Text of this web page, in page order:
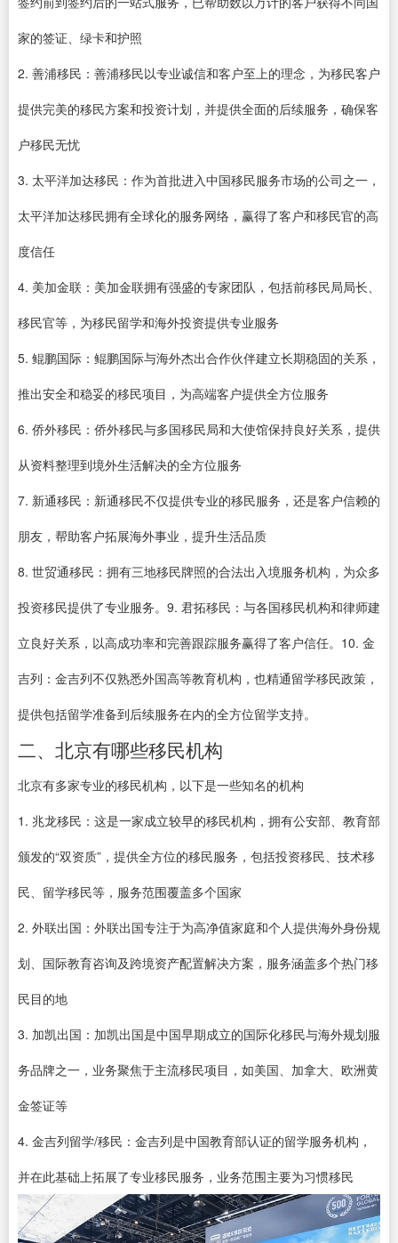
家的签证、绿卡和护照
2. 善浦移民：善浦移民以专业诚信和客户至上的理念，为移民客户
提供完美的移民方案和投资计划，并提供全面的后续服务，确保客
户移民无忧
3. 太平洋加达移民：作为首批进入中国移民服务市场的公司之一，
太平洋加达移民拥有全球化的服务网络，赢得了客户和移民官的高
度信任
4. 美加金联：美加金联拥有强盛的专家团队，包括前移民局局长、
移民官等，为移民留学和海外投资提供专业服务
5. 鲲鹏国际：鲲鹏国际与海外杰出合作伙伴建立长期稳固的关系，
推出安全和稳妥的移民项目，为高端客户提供全方位服务
6. 侨外移民：侨外移民与多国移民局和大使馆保持良好关系，提供
从资料整理到境外生活解决的全方位服务
7. 新通移民：新通移民不仅提供专业的移民服务，还是客户信赖的
朋友，帮助客户拓展海外事业，提升生活品质
8. 世贸通移民：拥有三地移民牌照的合法出入境服务机构，为众多
投资移民提供了专业服务。9. 君拓移民：与各国移民机构和律师建
立良好关系，以高成功率和完善跟踪服务赢得了客户信任。10. 金
吉列：金吉列不仅熟悉外国高等教育机构，也精通留学移民政策，
提供包括留学准备到后续服务在内的全方位留学支持。
二、北京有哪些移民机构
北京有多家专业的移民机构，以下是一些知名的机构
1. 兆龙移民：这是一家成立较早的移民机构，拥有公安部、教育部
颁发的“双资质”，提供全方位的移民服务，包括投资移民、技术移
民、留学移民等，服务范围覆盖多个国家
2. 外联出国：外联出国专注于为高净值家庭和个人提供海外身份规
划、国际教育咨询及跨境资产配置解决方案，服务涵盖多个热门移
民目的地
3. 加凯出国：加凯出国是中国早期成立的国际化移民与海外规划服
务品牌之一，业务聚焦于主流移民项目，如美国、加拿大、欧洲黄
金签证等
4. 金吉列留学/移民：金吉列是中国教育部认证的留学服务机构，
并在此基础上拓展了专业移民服务，业务范围主要为习惯移民